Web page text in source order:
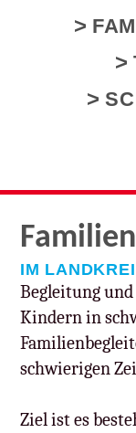
IM
Begleitung
Kindern in
schwierigen
Ziel ist es